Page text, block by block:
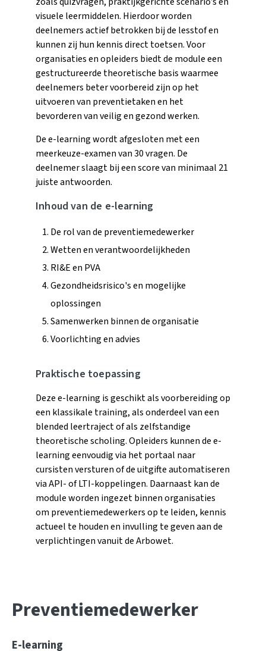
visuele leermiddelen. Hierdoor worden
deelnemers actief betrokken bij de lesstof en
kunnen zij hun kennis direct toetsen. Voor
organisaties en opleiders biedt de module een
gestructureerde theoretische basis waarmee
deelnemers beter voorbereid zijn op het
uitvoeren van preventietaken en het
bevorderen van veilig en gezond werken.
De e-learning wordt afgesloten met een
meerkeuze-examen van 30 vragen. De
deelnemer slaagt bij een score van minimaal 21
juiste antwoorden.
Inhoud van de e-learning
De rol van de preventiemedewerker
Wetten en verantwoordelijkheden
RI&E en PVA
Gezondheidsrisico's en mogelijke
oplossingen
Samenwerken binnen de organisatie
Voorlichting en advies
Praktische toepassing
Deze e-learning is geschikt als voorbereiding op
een klassikale training, als onderdeel van een
blended leertraject of als zelfstandige
theoretische scholing. Opleiders kunnen de e-
learning eenvoudig via het portaal naar
cursisten versturen of de uitgifte automatiseren
via API- of LTI-koppelingen. Daarnaast kan de
module worden ingezet binnen organisaties
om preventiemedewerkers op te leiden, kennis
actueel te houden en invulling te geven aan de
verplichtingen vanuit de Arbowet.
Preventiemedewerker
E-learning